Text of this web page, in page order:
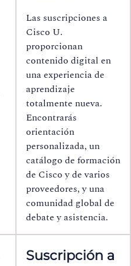
Las suscripciones a
Cisco U.
proporcionan
contenido digital en
una experiencia de
aprendizaje
totalmente nueva.
Encontrarás
orientación
personalizada, un
catálogo de formación
de Cisco y de varios
proveedores, y una
comunidad global de
debate y asistencia.
Suscripción a